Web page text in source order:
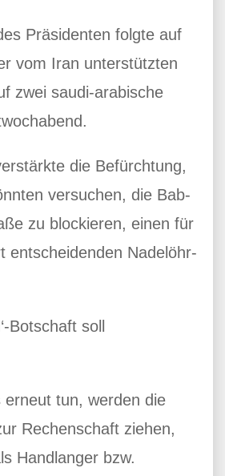
Präsidenten folgte auf
vom Iran unterstützten
zwei saudi-arabische
die Befürchtung,
versuchen, die Bab-
zu blockieren, einen für
entscheidenden Nadelöhr-
Botschaft soll
erneut tun, werden die
Rechenschaft ziehen,
Handlanger bzw.